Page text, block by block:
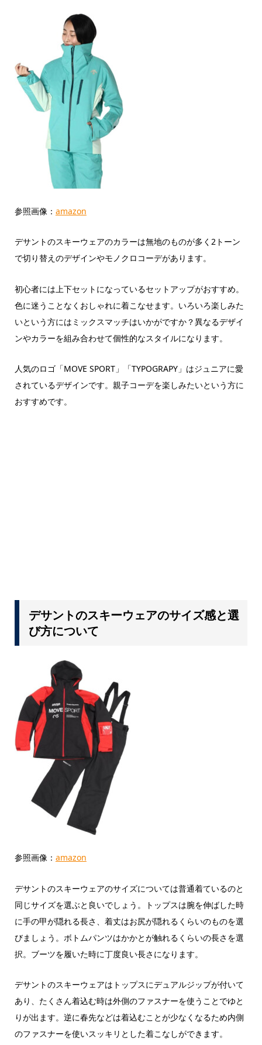
参照画像： amazon
デサントのスキーウェアのカラーは無地のものが多く2トーン
で切り替えのデザインやモノクロコーデがあります。
初心者には上下セットになっているセットアップがおすすめ。
色に迷うことなくおしゃれに着こなせます。いろいろ楽しみた
いという方にはミックスマッチはいかがですか？異なるデザイ
ンやカラーを組み合わせて個性的なスタイルになります。
人気のロゴ「MOVE SPORT」「TYPOGRAPY」はジュニアに愛
されているデザインです。親子コーデを楽しみたいという方に
おすすめです。
デサントのスキーウェアのサイズ感と選
び方について
参照画像： amazon
デサントのスキーウェアのサイズについては普通着ているのと
同じサイズを選ぶと良いでしょう。トップスは腕を伸ばした時
に手の甲が隠れる長さ、着丈はお尻が隠れるくらいのものを選
びましょう。ボトムパンツはかかとが触れるくらいの長さを選
択。ブーツを履いた時に丁度良い長さになります。
デサントのスキーウェアはトップスにデュアルジップが付いて
あり、たくさん着込む時は外側のファスナーを使うことでゆと
りが出ます。逆に春先などは着込むことが少なくなるため内側
のファスナーを使いスッキリとした着こなしができます。